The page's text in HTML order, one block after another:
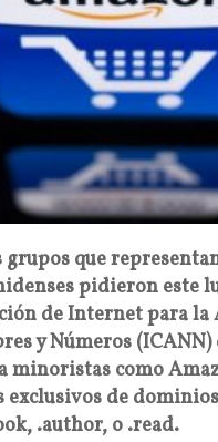
que
pidieron este
de Internet para la
y Números (ICANN)
minoristas como
exclusivos de
.author, o .read.